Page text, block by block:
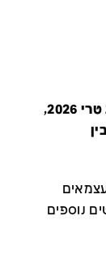
קטלוג זה מציג את כל משתתפי יריד צבע טרי 2026,
נוספים